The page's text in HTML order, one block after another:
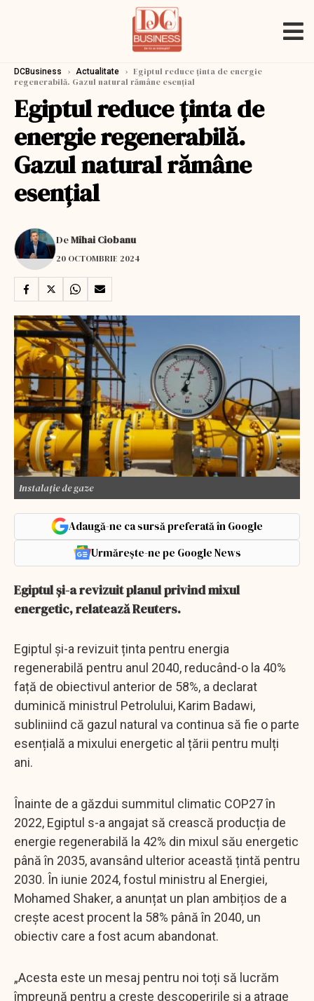
DCBusiness › Actualitate › Egiptul reduce ţinta de energie
regenerabilă. Gazul natural rămâne esențial
Egiptul reduce ţinta de
energie regenerabilă.
Gazul natural rămâne
esențial
DeMihai Ciobanu
20 OCTOMBRIE 2024
Instalație de gaze
Adaugă-ne ca sursă preferată în Google
Urmărește-ne pe Google News
Egiptul şi-a revizuit planul privind mixul
energetic, relatează Reuters.
Egiptul și-a revizuit ținta pentru energia
regenerabilă pentru anul 2040, reducând-o la 40%
față de obiectivul anterior de 58%, a declarat
duminică ministrul Petrolului, Karim Badawi,
subliniind că gazul natural va continua să fie o parte
esențială a mixului energetic al țării pentru mulți
ani.
Înainte de a găzdui summitul climatic COP27 în
2022, Egiptul s-a angajat să crească producția de
energie regenerabilă la 42% din mixul său energetic
până în 2035, avansând ulterior această țintă pentru
2030. În iunie 2024, fostul ministru al Energiei,
Mohamed Shaker, a anunțat un plan ambițios de a
crește acest procent la 58% până în 2040, un
obiectiv care a fost acum abandonat.
„Acesta este un mesaj pentru noi toți să lucrăm
împreună pentru a crește descoperirile și a atrage